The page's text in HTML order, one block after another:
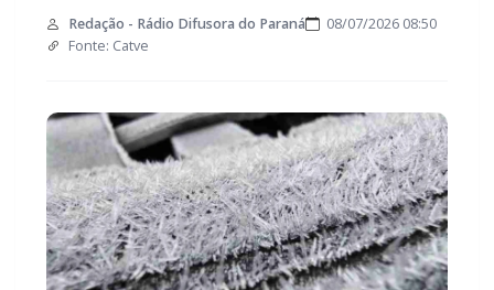
Redação - Rádio Difusora do Paraná
08/07/2026 08:50
Fonte: Catve